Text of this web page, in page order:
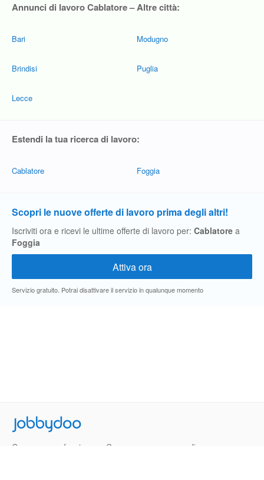
Annunci di lavoro Cablatore – Altre città:
Bari
Brindisi
Lecce
Modugno
Puglia
Estendi la tua ricerca di lavoro:
Cablatore Foggia
Scopri le nuove offerte di lavoro prima degli altri!
Iscriviti ora e ricevi le ultime offerte di lavoro per: Cablatore a
Foggia
Servizio gratuito. Potrai disattivare il servizio in qualunque momento
Jobbydoo
Cerca per professione
Cerca per area geografica